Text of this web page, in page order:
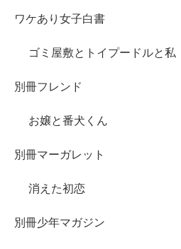
ワケあり女子白書
ゴミ屋敷とトイプードルと私
別冊フレンド
お嬢と番犬くん
別冊マーガレット
消えた初恋
別冊少年マガジン